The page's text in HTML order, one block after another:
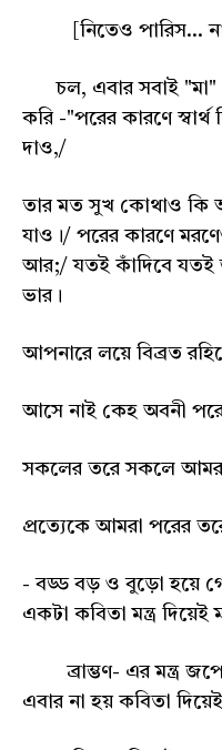
[নিতেও পারিস...
চল, এবার সবাই "মা"
করি -"পরের কারণে
দাও,/
তার মত সুখ কোথাও কি
যাও।/ পরের কারণে
আর;/ যতই কাঁদিবে যতই
ভার।
আপনারে লয়ে বিব্রত
আসে নাই কেহ অবনী
সকলের তরে সকলে
প্রত্যেকে আমরা পরের
- বড্ড বড় ও বুড়ো হয়ে
একটা কবিতা মন্ত্র দিয়েই
ব্রাম্ভণ- এর মন্ত্র
এবার না হয় কবিতা